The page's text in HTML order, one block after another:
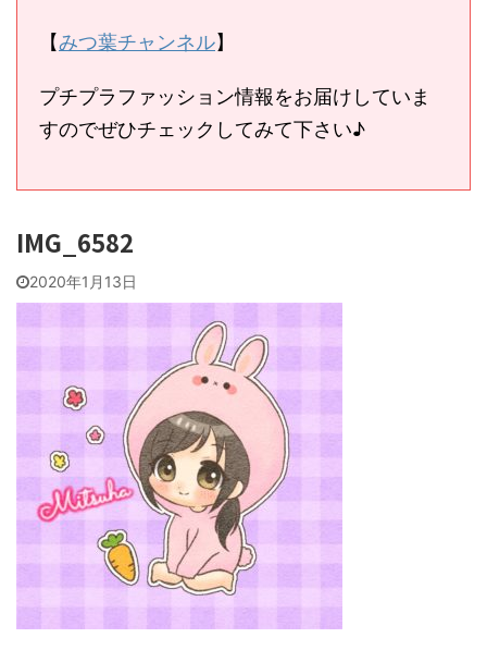
【みつ葉チャンネル】
プチプラファッション情報をお届けしていま
すのでぜひチェックしてみて下さい♪
IMG_6582
2020年1月13日